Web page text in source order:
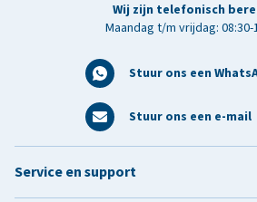
Wij zijn telefonisch
Maandag t/m vrijdag: 08:30-
Stuur ons een
Stuur ons een e-mail
Service en support